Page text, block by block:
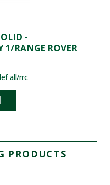
-
1/RANGE ROVER
all/rrc
PRODUCTS